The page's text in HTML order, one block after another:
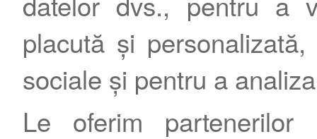
placută și
sociale și pentru a
Le oferim